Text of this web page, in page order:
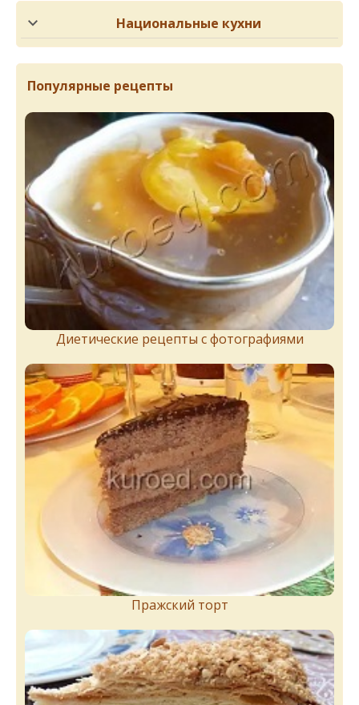
Национальные кухни
Популярные рецепты
Диетические рецепты с фотографиями
Пражский торт